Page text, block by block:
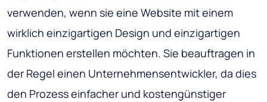
verwenden, wenn sie eine Website mit einem
wirklich einzigartigen Design und einzigartigen
Funktionen erstellen möchten. Sie beauftragen in
der Regel einen Unternehmensentwickler, da dies
den Prozess einfacher und kostengünstiger